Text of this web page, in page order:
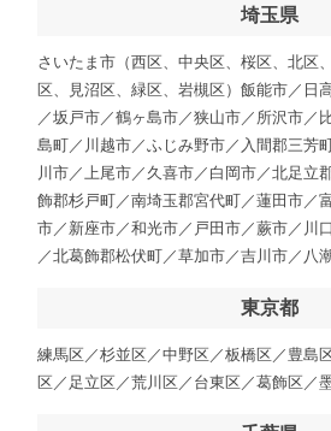
埼玉県
さいたま市（西区、中央区、桜区、北区
区、見沼区、緑区、岩槻区）飯能市／日
／坂戸市／鶴ヶ島市／狭山市／所沢市／
島町／川越市／ふじみ野市／入間郡三芳
川市／上尾市／久喜市／白岡市／北足立
飾郡杉戸町／南埼玉郡宮代町／蓮田市／
市／新座市／和光市／戸田市／蕨市／川
／北葛飾郡松伏町／草加市／吉川市／八
東京都
練馬区／杉並区／中野区／板橋区／豊島
区／足立区／荒川区／台東区／葛飾区／